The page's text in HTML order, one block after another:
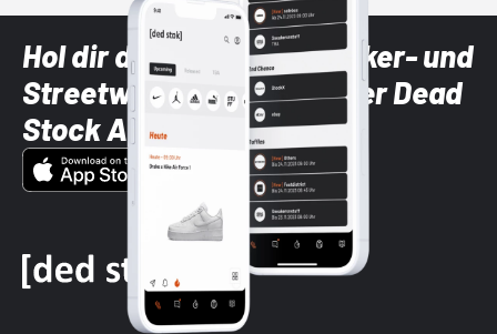
Hol dir die neuesten Sneaker- und
Streetwear-Brands mit der Dead
Stock App